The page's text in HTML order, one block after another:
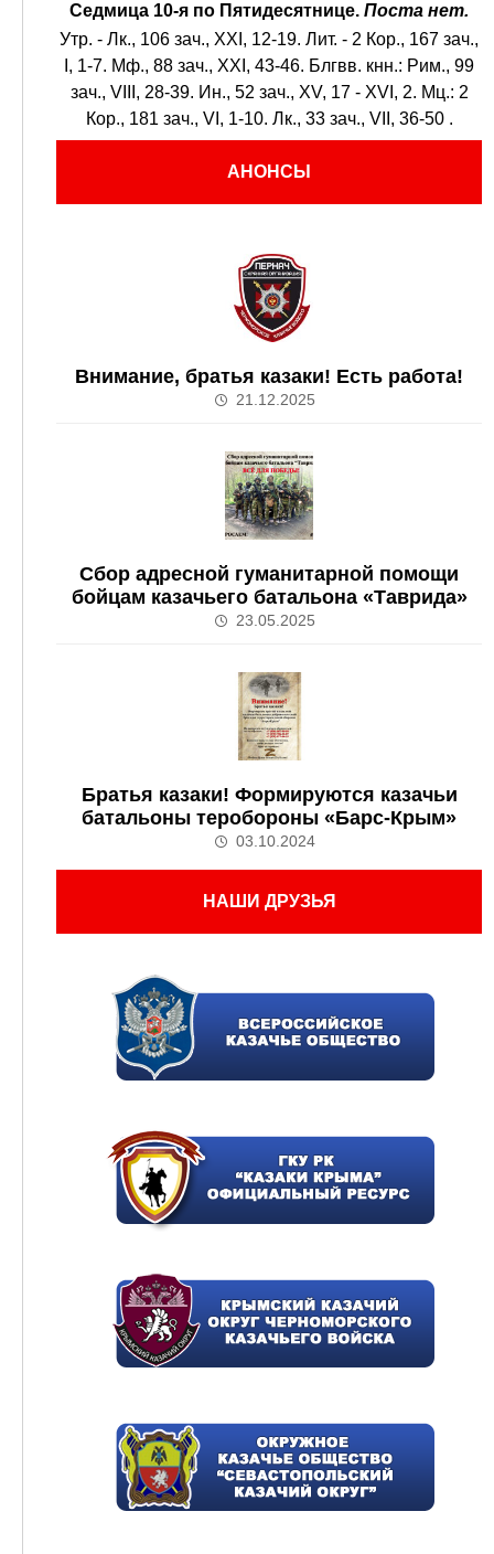
Седмица 10-я по Пятидесятнице. Поста нет.
Утр. - Лк., 106 зач., XXI, 12-19. Лит. - 2 Кор., 167 зач.,
I, 1-7. Мф., 88 зач., XXI, 43-46. Блгвв. кнн.: Рим., 99
зач., VIII, 28-39. Ин., 52 зач., XV, 17 - XVI, 2. Мц.: 2
Кор., 181 зач., VI, 1-10. Лк., 33 зач., VII, 36-50 .
АНОНСЫ
Внимание, братья казаки! Есть работа!
21.12.2025
Сбор адресной гуманитарной помощи
бойцам казачьего батальона «Таврида»
23.05.2025
Братья казаки! Формируются казачьи
батальоны теробороны «Барс-Крым»
03.10.2024
НАШИ ДРУЗЬЯ